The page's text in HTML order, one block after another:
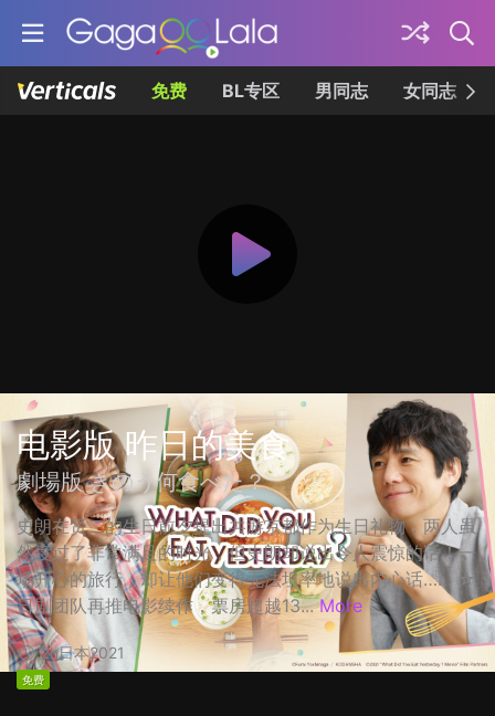
免费 BL专区 男同志 女同志
电影版 昨日的美食
劇場版 きのう何食べた？
史朗在贤二的生日前夕提出共游京都作为生日礼物，两人虽
然度过了非常满足的时光，但史朗却说出令人震惊的话！一
场开心的旅行，却让他们变得无法坦率地说出内心话…… ☆
日剧团队再推电影续作，票房超越13... More
2h日本2021
免费